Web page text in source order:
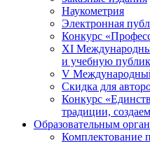
Наукометрия
Электронная
Конкурс
XI
и учебную
V
Скидка для
Конкурс
традиции,
Образовательным
Комплектование